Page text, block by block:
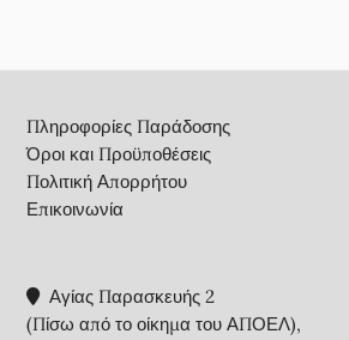
Πληροφορίες Παράδοσης
Όροι και Προϋποθέσεις
Πολιτική Απορρήτου
Επικοινωνία
Αγίας Παρασκευής 2
(Πίσω από το οίκημα του ΑΠΟΕΛ),